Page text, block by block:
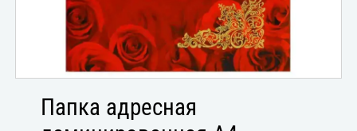
Папка адресная